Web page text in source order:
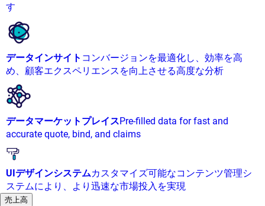
す
データインサイト コンバージョンを最適化し、効率を高
め、顧客エクスペリエンスを向上させる高度な分析
データマーケットプレイスPre-filled data for fast and
accurate quote, bind, and claims
UIデザインシステムカスタマイズ可能なコンテンツ管理シ
ステムにより、より迅速な市場投入を実現
売上高